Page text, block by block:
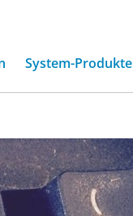
System-Produkte